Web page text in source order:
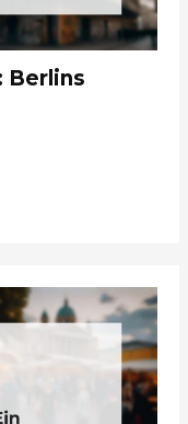
Berlins